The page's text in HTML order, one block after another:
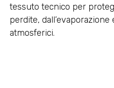
tessuto tecnico per
perdite, dall’evaporazione
atmosferici.